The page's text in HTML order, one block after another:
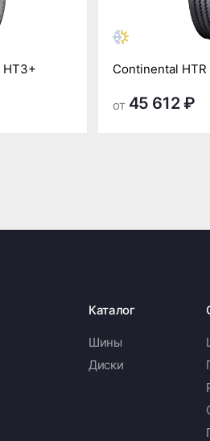
HT3+ Continental HTR
от 45 612 ₽
Каталог
Шины
Диски